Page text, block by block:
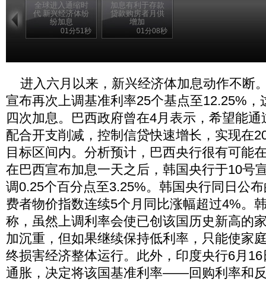
全球进入通缩时
代 新兴经济体纷
纷加息
01分51秒
加息有利于存款
贷款购房者月供
增加
01分08秒
进入六月以来，新兴经济体加息动作不断
宣布再次上调基准利率25个基点至12.25%，
四次加息。巴西政府曾在4月表示，希望能
配合开支削减，控制信贷快速增长，实现在
目标区间内。分析预计，巴西央行很有可能
在巴西宣布加息一天之后，韩国央行于10号
调0.25个百分点至3.25%。韩国央行同日公
费者物价指数连续5个月同比涨幅超过4%。
称，虽然上调利率会使已创该国历史新高的
加沉重，但如果继续保持低利率，只能使家
终损害经济整体运行。此外，印度央行6月
通胀，决定将该国基准利率——回购利率和